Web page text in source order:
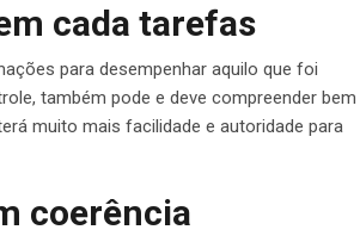
cada tarefas
para desempenhar aquilo que foi
também pode e deve compreender bem
muito mais facilidade e autoridade para
coerência